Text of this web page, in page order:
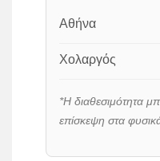
Αθήνα
Χολαργός
*Η διαθεσιμότητα
επίσκεψη στα